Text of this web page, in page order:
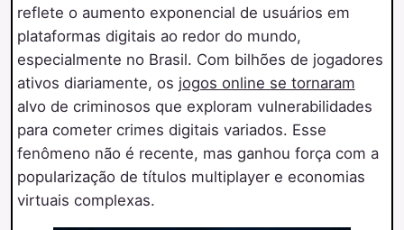
reflete o aumento exponencial de usuários em
plataformas digitais ao redor do mundo,
especialmente no Brasil. Com bilhões de jogadores
ativos diariamente, os jogos online se tornaram
alvo de criminosos que exploram vulnerabilidades
para cometer crimes digitais variados. Esse
fenômeno não é recente, mas ganhou força com a
popularização de títulos multiplayer e economias
virtuais complexas.